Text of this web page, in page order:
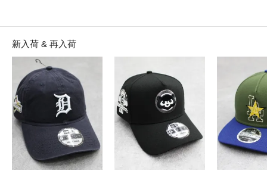
新入荷 & 再入荷